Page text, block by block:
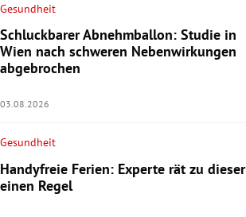
Gesundheit
Schluckbarer Abnehmballon: Studie in
Wien nach schweren Nebenwirkungen
abgebrochen
03.08.2026
Gesundheit
Handyfreie Ferien: Experte rät zu dieser
einen Regel